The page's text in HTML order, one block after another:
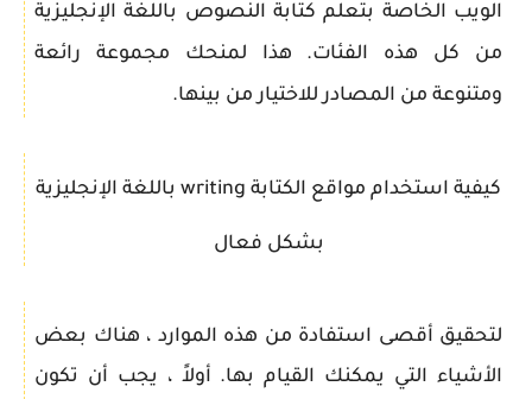
الويب الخاصة بتعلم كتابة النصوص باللغة الإنجليزية
من كل هذه الفئات. هذا لمنحك مجموعة رائعة
ومتنوعة من المصادر للاختيار من بينها.
كيفية استخدام مواقع الكتابة writing باللغة الإنجليزية
بشكل فعال
لتحقيق أقصى استفادة من هذه الموارد ، هناك بعض
الأشياء التي يمكنك القيام بها. أولاً ، يجب أن تكون